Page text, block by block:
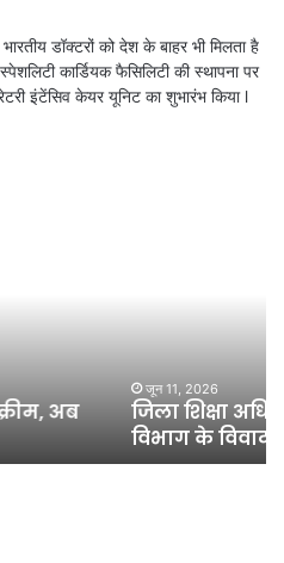
डॉक्टरों को देश के बाहर भी मिलता है
कार्डियक फैसिलिटी की स्थापना पर
इंटेंसिव केयर यूनिट का शुभारंभ किया l
हुआ, लेकिन शिक्षा
रहेगा : अंकित गौरहा